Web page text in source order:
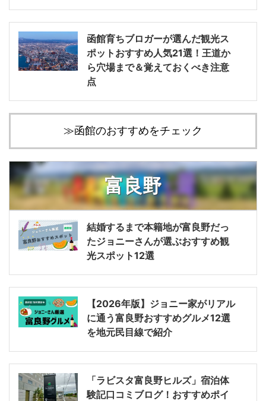
函館育ちブロガーが選んだ観光ス
ポットおすすめ人気21選！王道か
ら穴場まで＆覚えておくべき注意
点
≫函館のおすすめをチェック
富良野
結婚するまで本籍地が富良野だっ
たジョニーさんが選ぶおすすめ観
光スポット12選
【2026年版】ジョニー家がリアル
に通う富良野おすすめグルメ12選
を地元民目線で紹介
「ラビスタ富良野ヒルズ」宿泊体
験記口コミブログ！おすすめポイ